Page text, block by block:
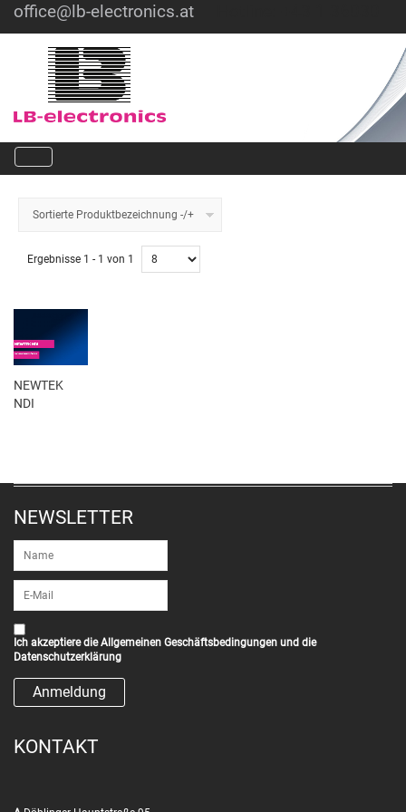
office@lb-electronics.at
Sortierte Produktbezeichnung -/+
Ergebnisse 1 - 1 von 1
NEWTEK
NDI
NEWSLETTER
Ich akzeptiere dieAllgemeinen Geschäftsbedingungen und die
Datenschutzerklärung
KONTAKT